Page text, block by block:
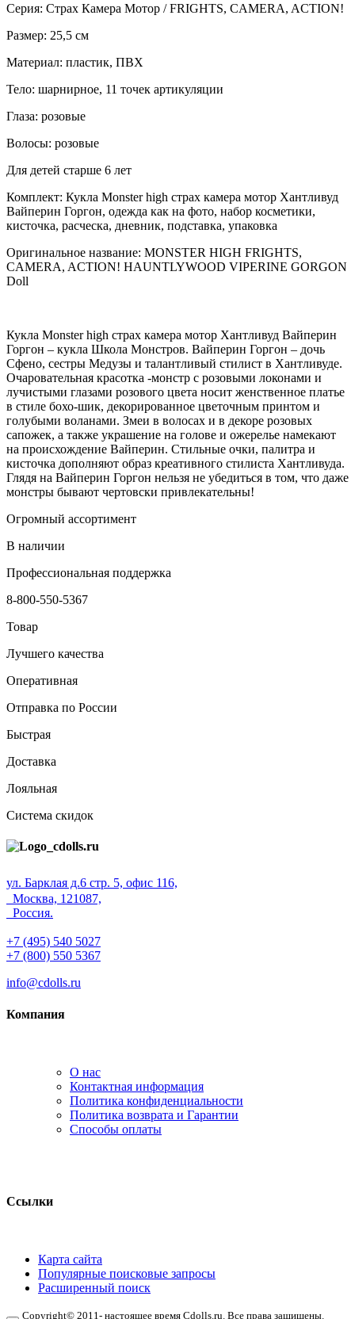
Серия: Страх Камера Мотор / FRIGHTS, CAMERA, ACTION!
Размер: 25,5 см
Материал: пластик, ПВХ
Тело: шарнирное, 11 точек артикуляции
Глаза: розовые
Волосы: розовые
Для детей старше 6 лет
Комплект: Кукла Monster high страх камера мотор Хантливуд
Вайперин Горгон, одежда как на фото, набор косметики,
кисточка, расческа, дневник, подставка, упаковка
Оригинальное название: MONSTER HIGH FRIGHTS,
CAMERA, ACTION! HAUNTLYWOOD VIPERINE GORGON
Doll
Кукла Monster high страх камера мотор Хантливуд Вайперин
Горгон – кукла Школа Монстров. Вайперин Горгон – дочь
Сфено, сестры Медузы и талантливый стилист в Хантливуде.
Очаровательная красотка -монстр с розовыми локонами и
лучистыми глазами розового цвета носит женственное платье
в стиле бохо-шик, декорированное цветочным принтом и
голубыми воланами. Змеи в волосах и в декоре розовых
сапожек, а также украшение на голове и ожерелье намекают
на происхождение Вайперин. Стильные очки, палитра и
кисточка дополняют образ креативного стилиста Хантливуда.
Глядя на Вайперин Горгон нельзя не убедиться в том, что даже
монстры бывают чертовски привлекательны!
Огромный ассортимент
В наличии
Профессиональная поддержка
8-800-550-5367
Товар
Лучшего качества
Оперативная
Отправка по России
Быстрая
Доставка
Лояльная
Система скидок
ул. Барклая д.6 стр. 5, офис 116,
Москва, 121087,
Россия.
+7 (495) 540 5027
+7 (800) 550 5367
info@cdolls.ru
Компания
О нас
Контактная информация
Политика конфиденциальности
Политика возврата и Гарантии
Способы оплаты
Ссылки
Карта сайта
Популярные поисковые запросы
Расширенный поиск
Copyright© 2011- настоящее время Cdolls.ru. Все права защищены.